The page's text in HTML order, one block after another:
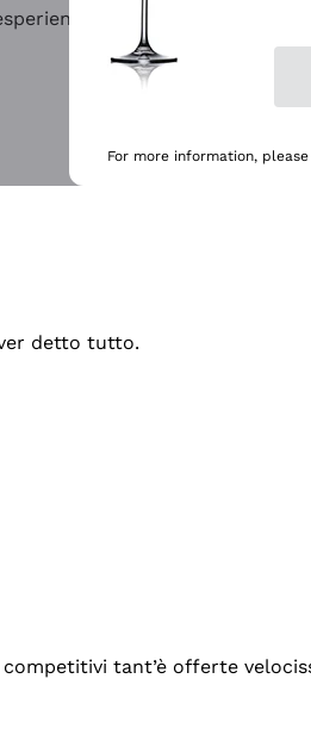
buona e lo consiglio! 👍
detto tutto.
tant’è offerte
For more information,